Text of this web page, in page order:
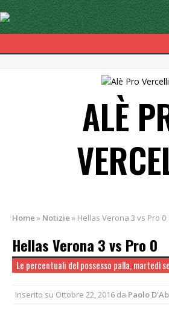
ALÈ
Home » Notizie » Hellas Verona 3 vs Pro 0
Hellas Verona 3 vs Pro 0
Le percentuali del possesso palla, martedì
Inserito su Ottobre 22, 2016 da Paolo